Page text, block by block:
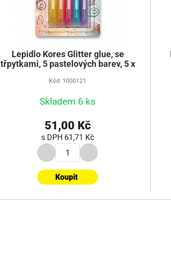
Lepidlo Kores Glitter glue, se
třpytkami, 5 pastelových barev, 5 x
Kód: 1000121
Skladem 6 ks
51,00 Kč
s DPH 61,71 Kč
Koupit